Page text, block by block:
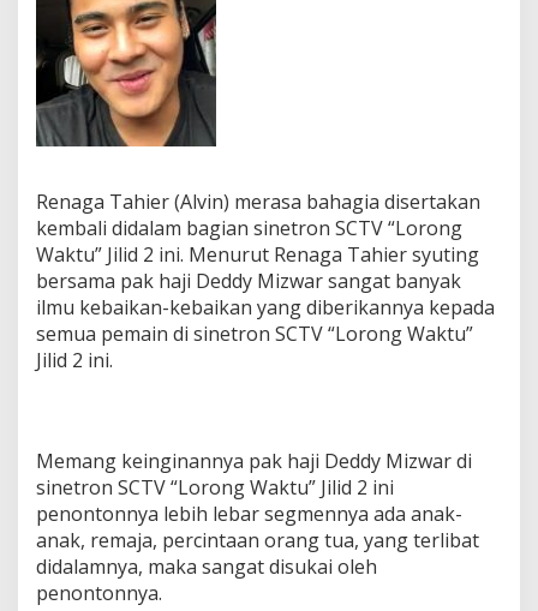
Renaga Tahier (Alvin) merasa bahagia disertakan
kembali didalam bagian sinetron SCTV “Lorong
Waktu” Jilid 2 ini. Menurut Renaga Tahier syuting
bersama pak haji Deddy Mizwar sangat banyak
ilmu kebaikan-kebaikan yang diberikannya kepada
semua pemain di sinetron SCTV “Lorong Waktu”
Jilid 2 ini.
Memang keinginannya pak haji Deddy Mizwar di
sinetron SCTV “Lorong Waktu” Jilid 2 ini
penontonnya lebih lebar segmennya ada anak-
anak, remaja, percintaan orang tua, yang terlibat
didalamnya, maka sangat disukai oleh
penontonnya.